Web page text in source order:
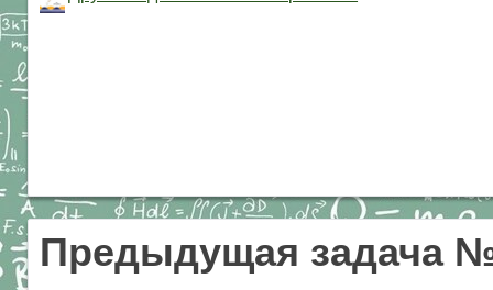
Предыдущая задача